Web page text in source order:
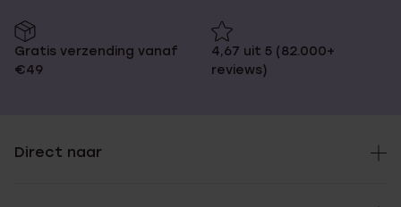
Gratis verzending vanaf
€49
4,67 uit 5 (82.000+
reviews)
Direct naar